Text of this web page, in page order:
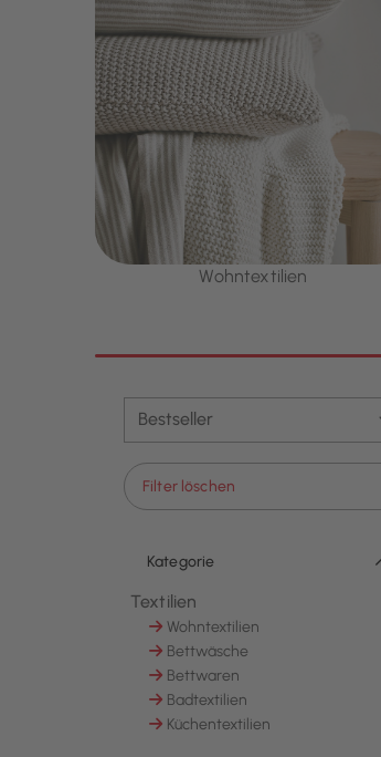
Wohntextilien
Filter löschen
Kategorie
Textilien
Ausgewählt Derzeit verfeinert
Wohntextilien
Sortieren nach Kategorie:
Bettwäsche
Sortieren nach Kategorie:
Bettwaren
Sortieren nach Kategorie:
Badtextilien
Sortieren nach Kategorie:
Küchentextilien
Sortieren nach